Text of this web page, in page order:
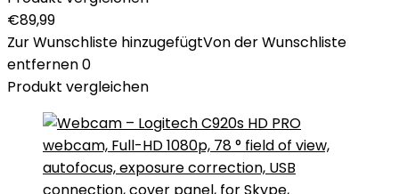
€89,99
Zur Wunschliste hinzugefügtVon der Wunschliste
entfernen0
Produkt vergleichen